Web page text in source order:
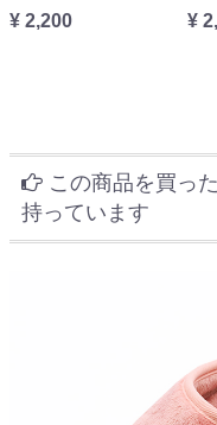
¥ 2,200
¥
この商品を買っ
持っています